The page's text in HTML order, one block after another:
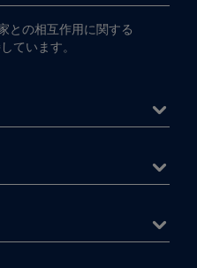
との​相互作用に​関する​
ています。